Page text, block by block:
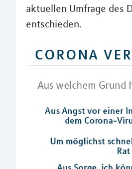
aktuellen Umfrage des
entschieden.